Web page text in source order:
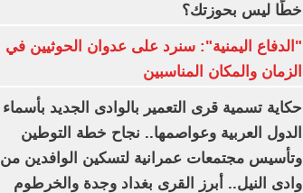
خطًا ليس بحوزتك؟
"الدفاع اليمنية": سنرد على عدوان الحوثيين في
الزمان والمكان المناسبين
حكاية تسمية قرى التعمير بالوادى الجديد بأسماء
الدول العربية وعواصمها.. نجاح خطة التوطين
وتأسيس مجتمعات عمرانية لتسكين الوافدين من
وادى النيل.. أبرز القرى بغداد وجدة والخرطوم